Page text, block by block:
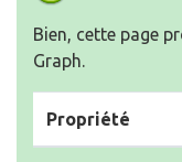
Bien, cette page
Graph.
Propriété